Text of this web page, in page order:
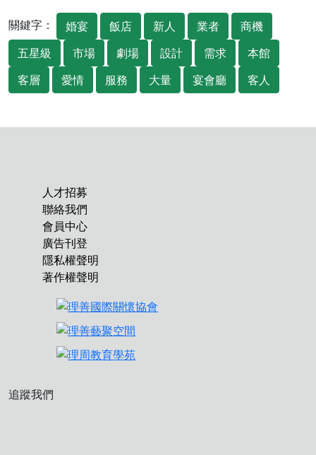
關鍵字： 婚宴 飯店 新人 業者
商機
五星級
市場 劇場 設計 需求
本館
客層
愛情 服務 大量 宴會廳 客人
人才招募
聯絡我們
會員中心
廣告刊登
隱私權聲明
著作權聲明
追蹤我們